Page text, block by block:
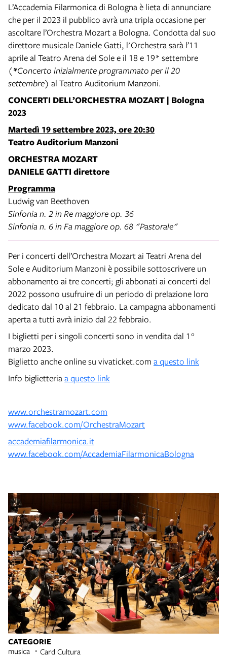
CATEGORIE
musica Card Cultura
L’Accademia Filarmonica di Bologna è lieta di annunciare
che per il 2023 il pubblico avrà una tripla occasione per
ascoltare l’Orchestra Mozart a Bologna. Condotta dal suo
direttore musicale Daniele Gatti, l'Orchestra sarà l’11
aprile al Teatro Arena del Sole e il 18 e 19* settembre
(*Concerto inizialmente programmato per il 20
settembre) al Teatro Auditorium Manzoni.
CONCERTI DELL’ORCHESTRA MOZART | Bologna
2023
Martedì 19 settembre 2023, ore 20:30
Teatro Auditorium Manzoni
ORCHESTRA MOZART
DANIELE GATTI direttore
Programma
Ludwig van Beethoven
Sinfonia n. 2 in Re maggiore op. 36
Sinfonia n. 6 in Fa maggiore op. 68 "Pastorale"
Per i concerti dell’Orchestra Mozart ai Teatri Arena del
Sole e Auditorium Manzoni è possibile sottoscrivere un
abbonamento ai tre concerti; gli abbonati ai concerti del
2022 possono usufruire di un periodo di prelazione loro
dedicato dal 10 al 21 febbraio. La campagna abbonamenti
aperta a tutti avrà inizio dal 22 febbraio.
I biglietti per i singoli concerti sono in vendita dal 1°
marzo 2023.
Biglietto anche online su vivaticket.com a questo link
Info biglietteria a questo link
www.orchestramozart.com
www.facebook.com/OrchestraMozart
accademiafilarmonica.it
www.facebook.com/AccademiaFilarmonicaBologna